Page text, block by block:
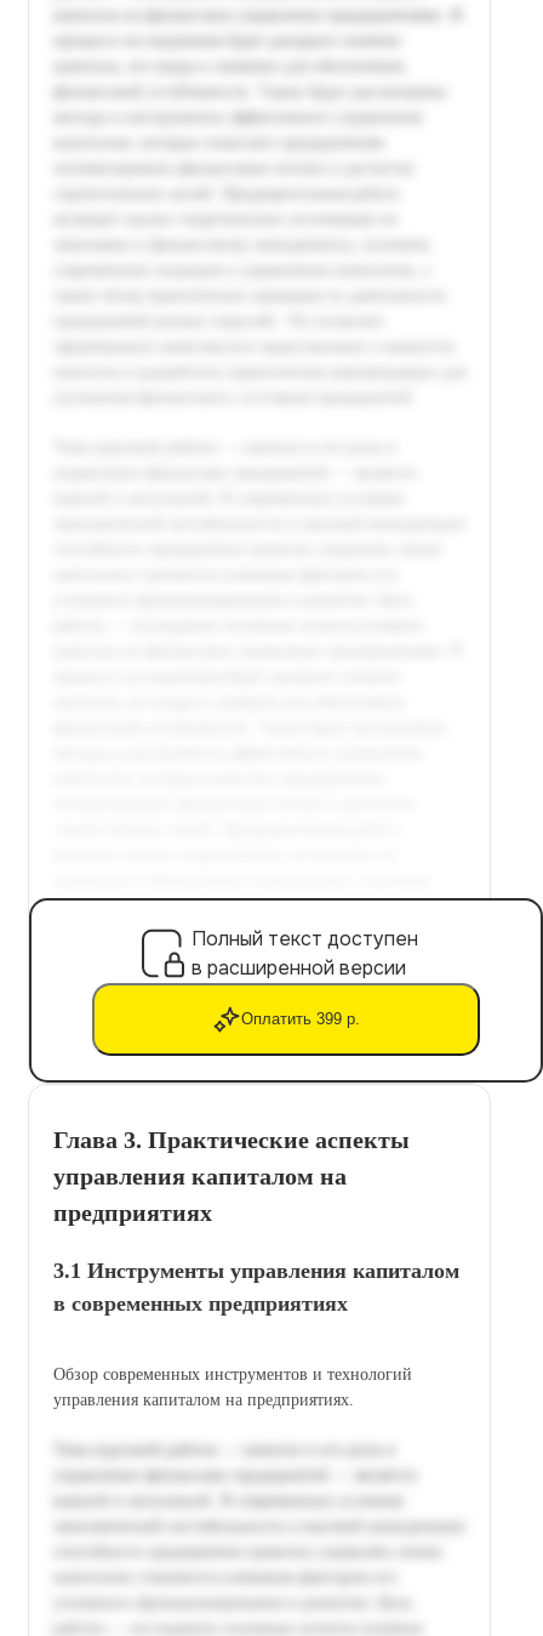
Полный текст доступен
в расширенной версии
Оплатить 399 р.
Глава 3. Практические аспекты
управления капиталом на
предприятиях
3.1 Инструменты управления капиталом
в современных предприятиях
Обзор современных инструментов и технологий
управления капиталом на предприятиях.